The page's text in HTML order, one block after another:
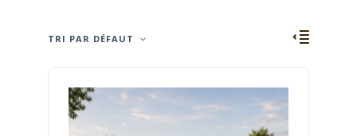
TRI PAR DÉFAUT